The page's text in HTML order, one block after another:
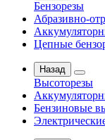
Бензорезы
Абразивно-
Цепные
Назад
Высоторезы
Бензиновые